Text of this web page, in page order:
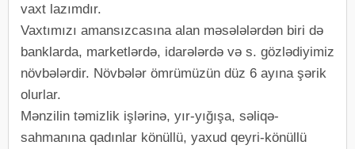
vaxt lazımdır.
Vaxtımızı amansızcasına alan məsələlərdən biri də
banklarda, marketlərdə, idarələrdə və s. gözlədiyimiz
növbələrdir. Növbələr ömrümüzün düz 6 ayına şərik
olurlar.
Mənzilin təmizlik işlərinə, yır-yığışa, səliqə-
sahmanına qadınlar könüllü, yaxud qeyri-könüllü